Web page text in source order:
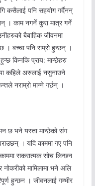
कसैलाई पनि सहयोग गर्दैनन्
। काम नगर्ने कुरा मात्र गर्ने
बैबाहिक जीवनमा
। बच्चा पनि राम्रो हुन्छन् ।
किनकि प्राय: मान्छेहरु
कहिले अरुलाई नसुनाउने
नराम्रो मान्ने गर्छन् ।
छ भने यस्ता मान्छेको संग
। यदि काममा गए पनि
सकरात्मक सोच लिन्छन
मामिलामा भने अलि
हुन्छन । जीवनलाई गम्भीर